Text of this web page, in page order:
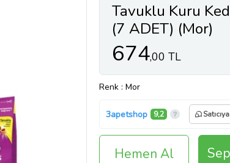
Tavuklu Kuru
(7 ADET) (Mor)
674,00 TL
Renk : Mor
3apetshop 9,2
Hemen Al